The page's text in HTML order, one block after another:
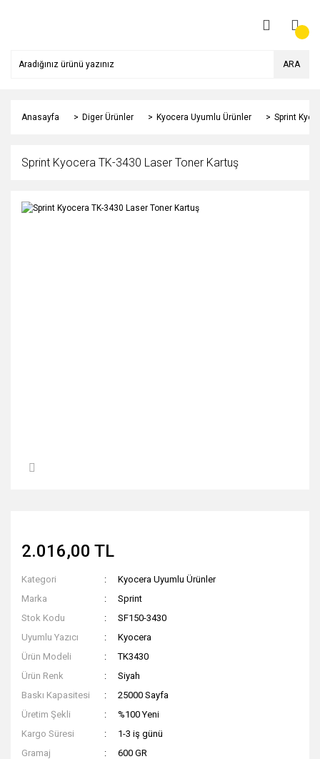
ARA
Anasayfa Diger Ürünler Kyocera Uyumlu Ürünler Sprint
Sprint Kyocera TK-3430 Laser Toner Kartuş
2.016,00 TL
Kategori
Kyocera Uyumlu Ürünler
Marka
Sprint
Stok Kodu
SF150-3430
Uyumlu Yazıcı
Kyocera
Ürün Modeli
TK3430
Ürün Renk
Siyah
Baskı Kapasitesi
25000 Sayfa
Üretim Şekli
%100 Yeni
Kargo Süresi
1-3 iş günü
Gramaj
600 GR